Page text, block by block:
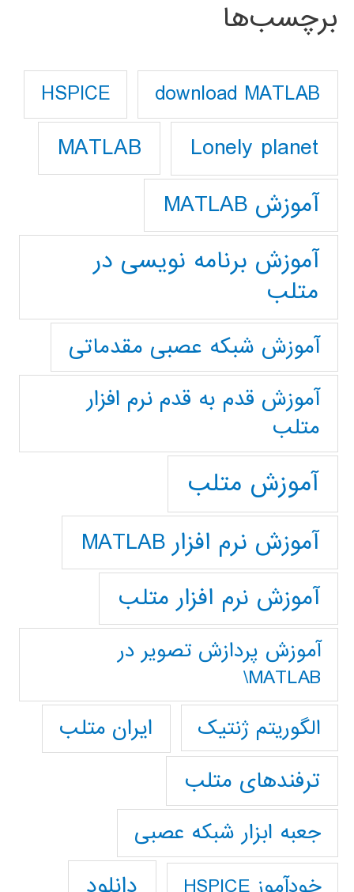
برچسب‌ها
download MATLAB
HSPICE
Lonely planet
MATLAB
آموزش MATLAB
آموزش برنامه نویسی در
متلب
آموزش شبکه عصبی مقدماتی
آموزش قدم به قدم نرم افزار
متلب
آموزش متلب
آموزش نرم افزار MATLAB
آموزش نرم افزار متلب
آموزش پردازش تصوير در
MATLAB\
الگوریتم ژنتیک
ایران متلب
ترفندهای متلب
جعبه ابزار شبکه عصبی